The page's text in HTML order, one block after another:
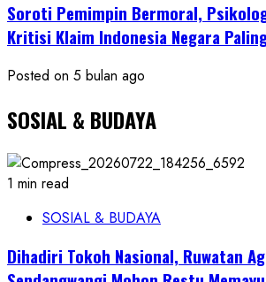
Soroti Pemimpin Bermoral,
Kritisi Klaim Indonesia Negara
Posted on 5 bulan ago
SOSIAL & BUDAYA
1 min read
SOSIAL & BUDAYA
Dihadiri Tokoh Nasional, Ruwatan